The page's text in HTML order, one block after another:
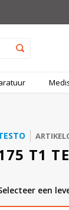
T1
Selecteer een